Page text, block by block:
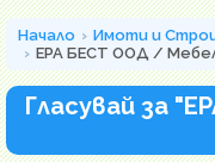
Начало
Имоти и
ЕРА БЕСТ ООД /
Гласувай за